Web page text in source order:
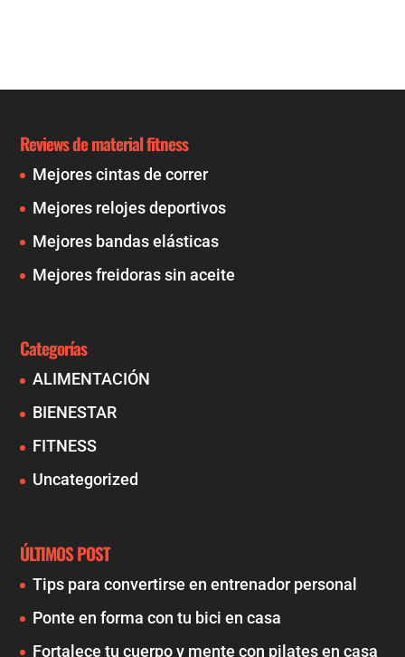
Reviews de material fitness
Mejores cintas de correr
Mejores relojes deportivos
Mejores bandas elásticas
Mejores freidoras sin aceite
Categorías
ALIMENTACIÓN
BIENESTAR
FITNESS
Uncategorized
ÚLTIMOS POST
Tips para convertirse en entrenador personal
Ponte en forma con tu bici en casa
Fortalece tu cuerpo y mente con pilates en casa